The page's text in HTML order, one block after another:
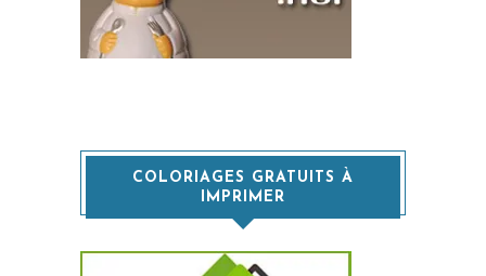
COLORIAGES GRATUITS À
IMPRIMER